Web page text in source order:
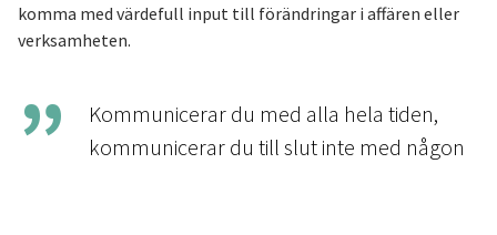
komma med värdefull input till förändringar i affären eller
verksamheten.
Kommunicerar du med alla hela tiden,
kommunicerar du till slut inte med någon